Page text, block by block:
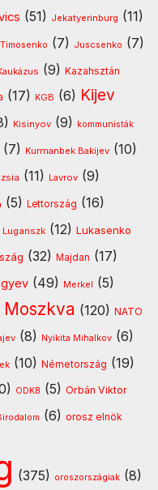
(51) Jekatyerinburg (11)
(7) Juscsenko (7)
(9) Kazahsztán
(17) KGB (6) Kijev
Kisinyov (9) kommunisták
(7) Kurmanbek Bakijev (10)
(11) Lavrov (9)
(5) Lettország (16)
Luganszk (12) Lukasenko
(32) Majdan (17)
(49) Merkel (5)
Moszkva (120) NATO
(8) Nyikita Mihalkov (6)
(10) Németország (19)
ODKB (5) Orbán Viktor
(6) orosz elnök
(375) oroszországiak (8)